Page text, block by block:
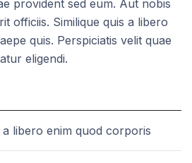
provident sed eum. Aut nobis
officiis. Similique quis a libero
quis. Perspiciatis velit quae
eligendi.
a libero enim quod corporis